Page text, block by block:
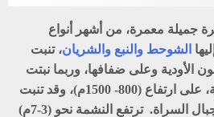
جميلة معمرة، من أشهر أنواع
الشوحط والنبع والشريان، تنبت
الأودية وعلى ضفافها، وربما نبتت
في السفوح بعيدا عن الأودية، على ارتفاع (800- 1500م)، وقد تنبت
على السفوح الشرقية من جبال السراة. ترتفع النشمة نحو (3-7م)